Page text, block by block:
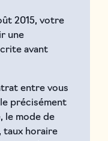
2015, votre
une
avant
entre vous
précisément
le mode de
horaire